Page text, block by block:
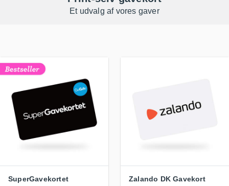
Et udvalg af vores gaver
SuperGavekortet
Zalando DK Gavekort